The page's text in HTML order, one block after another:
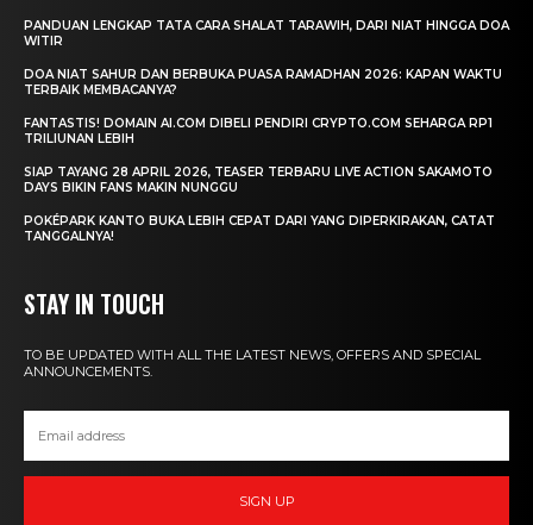
PANDUAN LENGKAP TATA CARA SHALAT TARAWIH, DARI NIAT HINGGA DOA
WITIR
DOA NIAT SAHUR DAN BERBUKA PUASA RAMADHAN 2026: KAPAN WAKTU
TERBAIK MEMBACANYA?
FANTASTIS! DOMAIN AI.COM DIBELI PENDIRI CRYPTO.COM SEHARGA RP1
TRILIUNAN LEBIH
SIAP TAYANG 28 APRIL 2026, TEASER TERBARU LIVE ACTION SAKAMOTO
DAYS BIKIN FANS MAKIN NUNGGU
POKÉPARK KANTO BUKA LEBIH CEPAT DARI YANG DIPERKIRAKAN, CATAT
TANGGALNYA!
STAY IN TOUCH
TO BE UPDATED WITH ALL THE LATEST NEWS, OFFERS AND SPECIAL
ANNOUNCEMENTS.
SIGN UP